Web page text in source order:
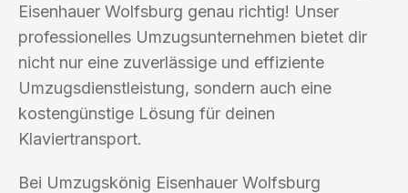
Eisenhauer Wolfsburg genau richtig! Unser
professionelles Umzugsunternehmen bietet dir
nicht nur eine zuverlässige und effiziente
Umzugsdienstleistung, sondern auch eine
kostengünstige Lösung für deinen
Klaviertransport.
Bei Umzugskönig Eisenhauer Wolfsburg